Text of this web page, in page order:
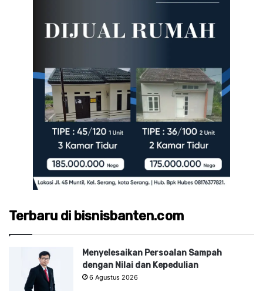
Terbaru di bisnisbanten.com
Menyelesaikan Persoalan Sampah
dengan Nilai dan Kepedulian
6 Agustus 2026